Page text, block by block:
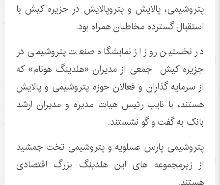
پتروشیمی، پالایش و پتروپالایش در جزیره کیش با
استقبال گسترده مخاطبان همراه بود.
در نخستین روز از نمایشگاه صنعت پتروشیمی در
جزیره کیش جمعی از مدیران «هلدینگ هونام» که
از سرمایه گذاران و فعالان حوزه پتروشیمی و پالایش
هستند، با نایب رئیس هیات مدیره و مدیران ارشد
بانک به گفت و گو نشستند.
پتروشیمی پارس عسلویه و پتروشیمی تخت جمشید
از زیرمجموعه های این هلدینگ بزرگ اقتصادی